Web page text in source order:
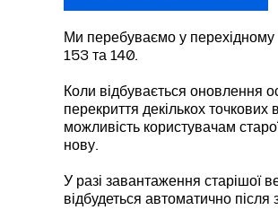
Ми перебуваємо у перехідному
153 та 140.
Коли відбувається оновлення
перекриття декількох
можливість користувачам
нову.
У разі завантаження старішої
відбудеться автоматично